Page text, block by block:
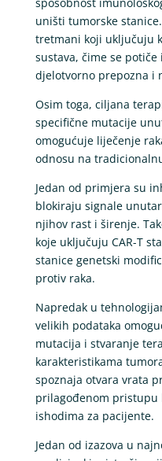
uništi tumorske
tretmani koji uključuju
sustava, čime se
djelotvorno prepozna i
Osim toga, ciljana
specifične mutacije
omogućuje liječenje
odnosu na
Jedan od primjera su
blokiraju signale
njihov rast i širenje.
koje uključuju CAR-T
stanice genetski
protiv raka.
Napredak u
velikih podataka
mutacija i stvaranje
karakteristikama
spoznaja otvara vrata
prilagođenom
ishodima za pacijente.
Jedan od izazova u